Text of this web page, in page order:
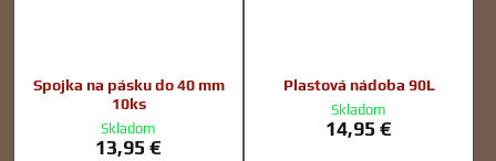
Spojka na pásku do 40 mm
10ks
Skladom
13,95 €
Plastová nádoba 90L
Skladom
14,95 €